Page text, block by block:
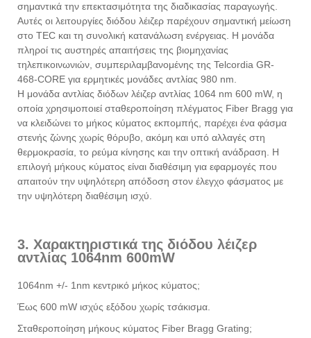
σημαντικά την επεκτασιμότητα της διαδικασίας παραγωγής.
Αυτές οι λειτουργίες διόδου λέιζερ παρέχουν σημαντική μείωση
στο TEC και τη συνολική κατανάλωση ενέργειας. Η μονάδα
πληροί τις αυστηρές απαιτήσεις της βιομηχανίας
τηλεπικοινωνιών, συμπεριλαμβανομένης της Telcordia GR-
468-CORE για ερμητικές μονάδες αντλίας 980 nm.
Η μονάδα αντλίας διόδων λέιζερ αντλίας 1064 nm 600 mW, η
οποία χρησιμοποιεί σταθεροποίηση πλέγματος Fiber Bragg για
να κλειδώνει το μήκος κύματος εκπομπής, παρέχει ένα φάσμα
στενής ζώνης χωρίς θόρυβο, ακόμη και υπό αλλαγές στη
θερμοκρασία, το ρεύμα κίνησης και την οπτική ανάδραση. Η
επιλογή μήκους κύματος είναι διαθέσιμη για εφαρμογές που
απαιτούν την υψηλότερη απόδοση στον έλεγχο φάσματος με
την υψηλότερη διαθέσιμη ισχύ.
3. Χαρακτηριστικά της διόδου λέιζερ
αντλίας 1064nm 600mW
1064nm +/- 1nm κεντρικό μήκος κύματος;
Έως 600 mW ισχύς εξόδου χωρίς τσάκισμα.
Σταθεροποίηση μήκους κύματος Fiber Bragg Grating;